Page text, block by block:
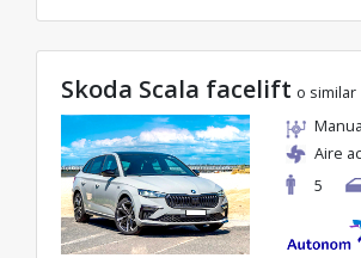
Skoda Scala facelift o similar
Aire
5